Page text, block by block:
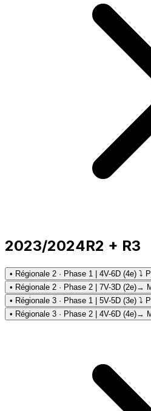
2023/2024R2 + R3
• Régionale 2 · Phase 1 | 4V-6D (4e) ⤵
• Régionale 2 · Phase 2 | 7V-3D (2e)→
• Régionale 3 · Phase 1 | 5V-5D (3e) ⤵
• Régionale 3 · Phase 2 | 4V-6D (4e)→